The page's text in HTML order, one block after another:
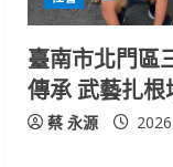
臺南市北門區
傳承 武藝扎
蔡 永源